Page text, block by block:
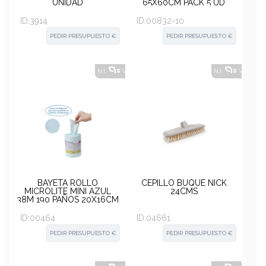
UNIDAD
ID:3914
PEDIR PRESUPUESTO €
65X60CM PACK 5 UD
ID:00832-10
PEDIR PRESUPUESTO €
N.I. VER ALTERNATIVAS
BAYETA ROLLO
MICROLITE MINI AZUL
38M 190 PAÑOS 20X16CM
ID:00464
PEDIR PRESUPUESTO €
N.I. VER
CEPILLO BUQUE NICK
24CMS
ID:04661
PEDIR PRESUPUESTO €